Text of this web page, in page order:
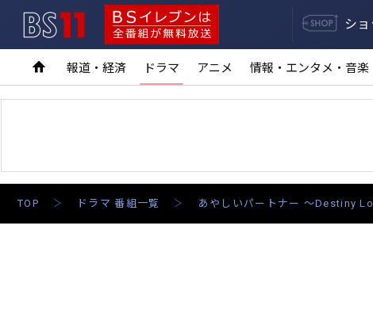
BSイレブンは全番組が無料放送
シ
報道・経済 ドラマ アニメ 情報・エンタメ・音楽
TOP ドラマ 番組一覧 あやしいパートナー ～Destiny